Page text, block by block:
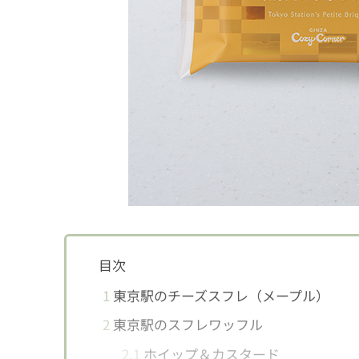
目次
1 東京駅のチーズスフレ（メープル）
2 東京駅のスフレワッフル
2.1 ホイップ＆カスタード